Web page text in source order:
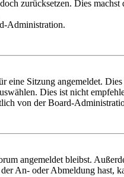
zurücksetzen. Dies
Administration.
Sitzung angemeldet.
Dies ist nicht
von der Board-
angemeldet bleibst.
An- oder Abmeldung hast,